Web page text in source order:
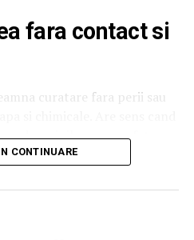
fara contact si
curatare fara perii sau
masinile au suprafete
foarte mare si nu ai timp
caz in care touchless
o spalatorie medie,
un program cu perii
CONTINUARE